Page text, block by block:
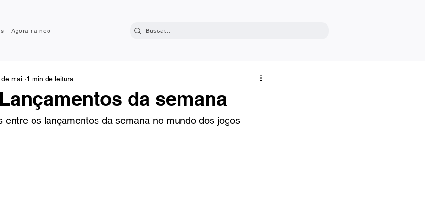
Agora na neo
da semana
mai. 1 min de leitura
entre os lançamentos da semana no mundo dos jogos